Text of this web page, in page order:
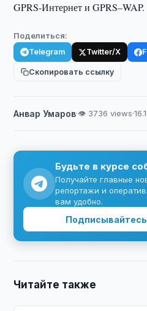
GPRS-Интернет и GPRS–WAP.
Поделиться:
Telegram Twitter/X
Скопировать ссылку
Анвар Умаров·👁 3736 views·
Будьте в курсе
Получайте главные
репортажи и
вам удобно.
Читайте также